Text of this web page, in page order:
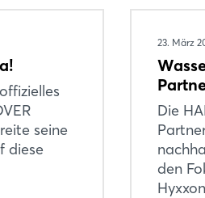
seine
diese
23. März
Die
den